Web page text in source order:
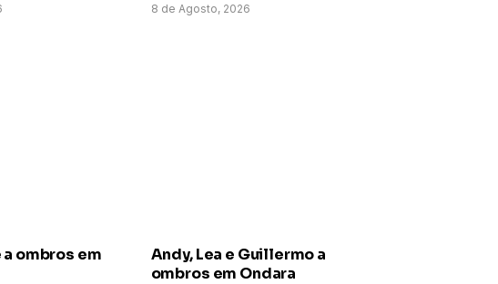
8 de Agosto, 2026
a ombros em
Andy, Lea e Guillermo a
ombros em Ondara